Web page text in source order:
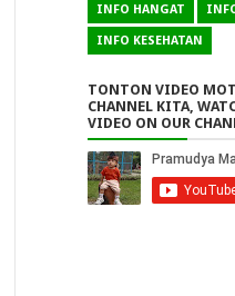
INFO HANGAT
INFO KESEHATAN
TONTON VIDEO
CHANNEL KITA,
VIDEO ON OUR